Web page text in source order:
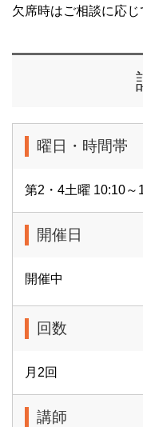
欠席時はご相談に応じ
曜日・時間帯
第2・4土曜 10:10～
開催日
開催中
回数
月2回
講師